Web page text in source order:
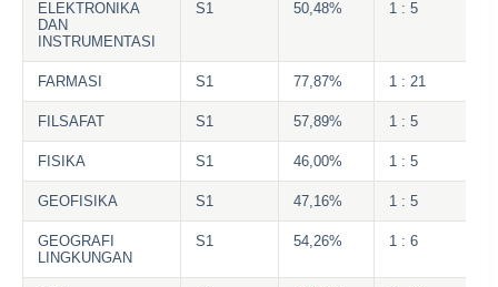
ELEKTRONIKA
DAN
INSTRUMENTASI
S1 50,48% 1 : 5
FARMASI S1 77,87% 1 : 21
FILSAFAT S1 57,89% 1 : 5
FISIKA S1 46,00% 1 : 5
GEOFISIKA S1 47,16% 1 : 5
GEOGRAFI
LINGKUNGAN
S1 54,26% 1 : 6